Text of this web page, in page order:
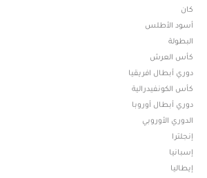
كان
أسود الأطلس
البطولة
كأس العرش
دوري أبطال افريقيا
كأس الكونفيدرالية
دوري أبطال أوروبا
الدوري الأوروبي
إنجلترا
إسبانيا
إيطاليا